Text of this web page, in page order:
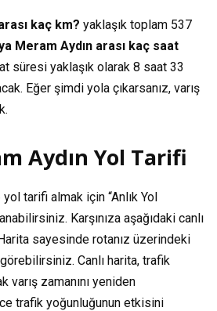
kaç km? yaklaşık toplam 537
Meram Aydın arası kaç saat
süresi yaklaşık olarak 8 saat 33
Eğer şimdi yola çıkarsanız, varış
Aydın Yol Tarifi
tarifi almak için “Anlık Yol
Karşınıza aşağıdaki canlı
sayesinde rotanız üzerindeki
Canlı harita, trafik
varış zamanını yeniden
trafik yoğunluğunun etkisini